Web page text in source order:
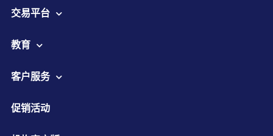
交易平台
教育
客户服务
促销活动